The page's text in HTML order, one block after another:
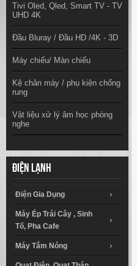
Tivi Oled, Qled, Smart TV - TV
UHD 4K
Đầu Bluray / Đầu HD /4K - 3D
Máy chiếu/ Màn chiếu
Kệ chân máy / phụ kiện chống
rung
Vật liệu xử lý âm học phòng
nghe
Điện lạnh
Điện Gia Dụng
Máy Ép Trái Cây , Sinh
Tố, Pha Cafe
Máy Tắm Nóng